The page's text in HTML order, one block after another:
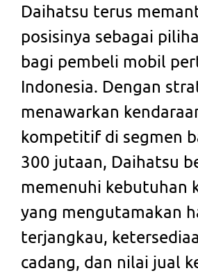
Daihatsu terus
posisinya sebagai
bagi pembeli mobil
Indonesia. Dengan
menawarkan
kompetitif di segmen
300 jutaan, Daihatsu
memenuhi kebutuhan
yang mengutamakan
terjangkau,
cadang, dan nilai jual